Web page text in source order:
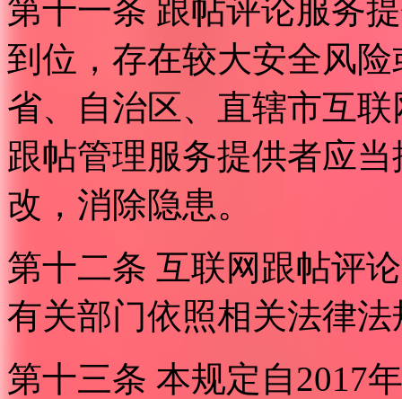
第十一条 跟帖评论服务
到位，存在较大安全风
省、自治区、直辖市互
跟帖管理服务提供者应
改，消除隐患。
第十二条 互联网跟帖评
有关部门依照相关法律
第十三条 本规定自2017